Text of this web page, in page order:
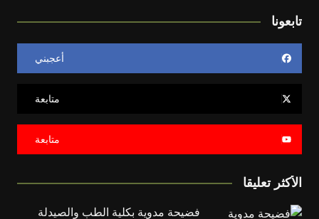
تابعونا
أعجبني
متابعة
متابعة
الأكثر تعليقا
فضيحة مدوية بكلية الطب والصيدلة